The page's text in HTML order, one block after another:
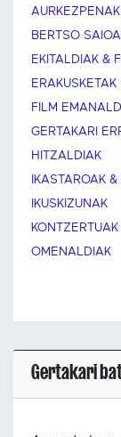
AURKEZPENAK
BERTSO
EKITALDIAK &
ERAKUSKETAK
FILM
GERTAKARI
HITZALDIAK
IKASTAROAK
IKUSKIZUNAK
KONTZERTUAK
OMENALDIAK
Gertakari